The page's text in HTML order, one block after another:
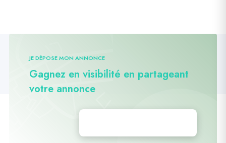
JE DÉPOSE MON ANNONCE
Gagnez en visibilité en partageant
votre annonce